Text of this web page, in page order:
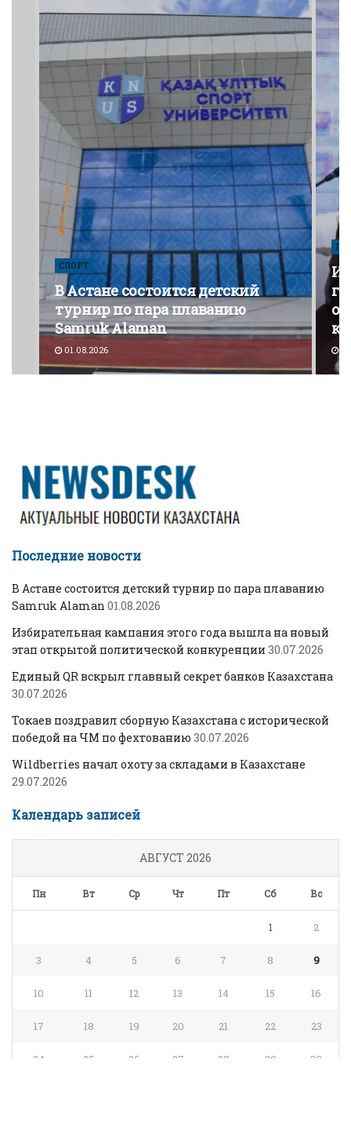
СПОРТ
В Астане состоится детский
турнир по пара плаванию
Samruk Alaman
01.08.2026
Последние новости
В Астане состоится детский турнир по пара плаванию
Samruk Alaman 01.08.2026
Избирательная кампания этого года вышла на новый
этап открытой политической конкуренции 30.07.2026
Единый QR вскрыл главный секрет банков Казахстана
30.07.2026
Токаев поздравил сборную Казахстана с исторической
победой на ЧМ по фехтованию 30.07.2026
Wildberries начал охоту за складами в Казахстане
29.07.2026
Календарь записей
АВГУСТ 2026
Пн Вт Ср Чт Пт Сб Вс
1 2
3 4 5 6 7 8 9
10 11 12 13 14 15 16
17 18 19 20 21 22 23
24 25 26 27 28 29 30